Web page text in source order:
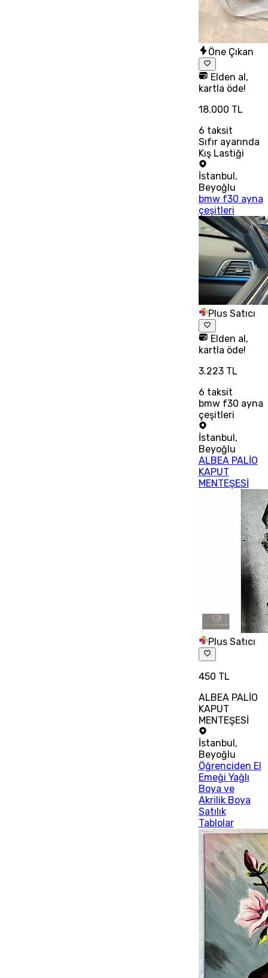
Öne Çıkan
Elden al,
kartla öde!
18.000 TL
6 taksit
Sıfır ayarında
Kış Lastiği
İstanbul,
Beyoğlu
bmw f30 ayna
çeşitleri
Plus Satıcı
Elden al,
kartla öde!
3.223 TL
6 taksit
bmw f30 ayna
çeşitleri
İstanbul ,
Beyoğlu
ALBEA PALİO
KAPUT
MENTEŞESİ
Plus Satıcı
450 TL
ALBEA PALİO
KAPUT
MENTEŞESİ
İstanbul,
Beyoğlu
Öğrenciden El
Emeği Yağlı
Boya ve
Akrilik Boya
Satılık
Tablolar